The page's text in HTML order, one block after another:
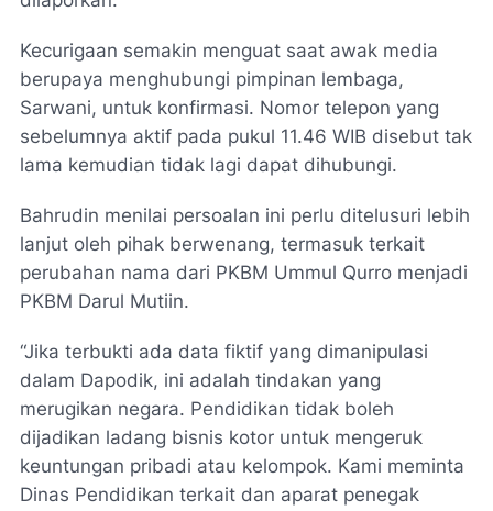
Kecurigaan semakin menguat saat awak media
berupaya menghubungi pimpinan lembaga,
Sarwani, untuk konfirmasi. Nomor telepon yang
sebelumnya aktif pada pukul 11.46 WIB disebut tak
lama kemudian tidak lagi dapat dihubungi.
Bahrudin menilai persoalan ini perlu ditelusuri lebih
lanjut oleh pihak berwenang, termasuk terkait
perubahan nama dari PKBM Ummul Qurro menjadi
PKBM Darul Mutiin.
“Jika terbukti ada data fiktif yang dimanipulasi
dalam Dapodik, ini adalah tindakan yang
merugikan negara. Pendidikan tidak boleh
dijadikan ladang bisnis kotor untuk mengeruk
keuntungan pribadi atau kelompok. Kami meminta
Dinas Pendidikan terkait dan aparat penegak